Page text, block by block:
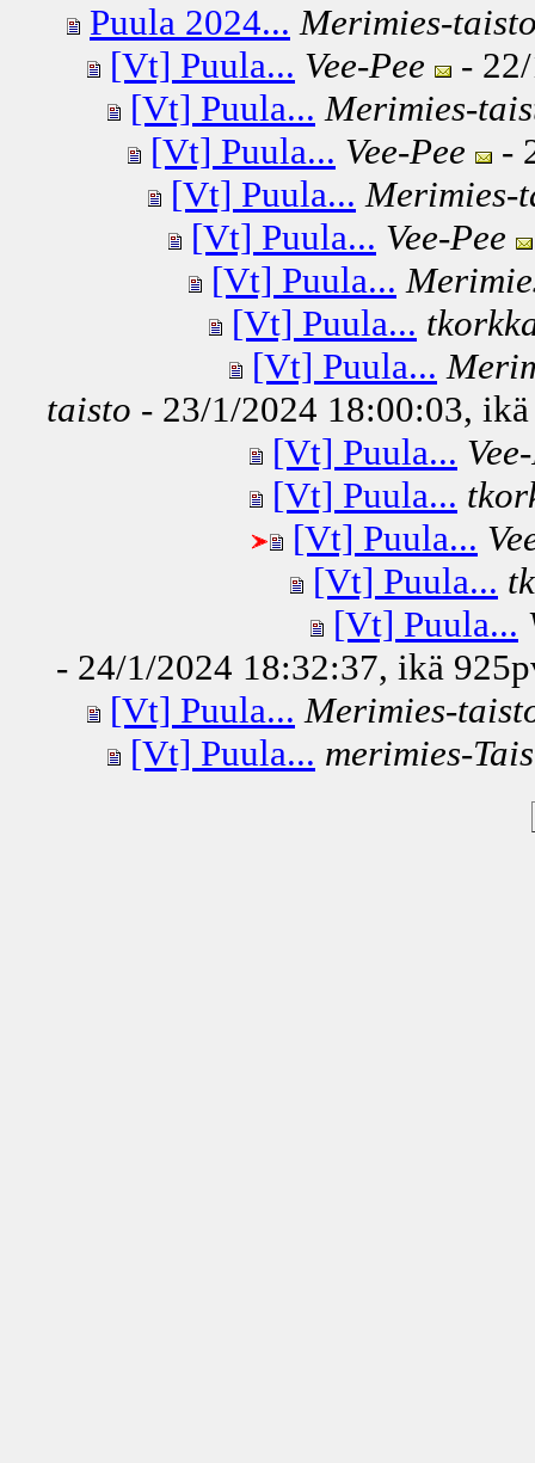
Puula 2024... Merimies-
[Vt] Puula... Vee-Pee
-
[Vt] Puula... Merimies-
[Vt] Puula... Vee-Pee
-
[Vt] Puula... Merimies-
[Vt] Puula... Vee-Pee
[Vt] Puula...
[Vt] Puula...
[Vt] Puula...
taisto - 23/1/2024 18:00:03, ikä
[Vt] Puula...
[Vt] Puula...
[Vt] Puula...
[Vt] Puula...
[Vt] Puula...
- 24/1/2024 18:32:37, ikä
[Vt] Puula... Merimies-
[Vt] Puula... merimies-